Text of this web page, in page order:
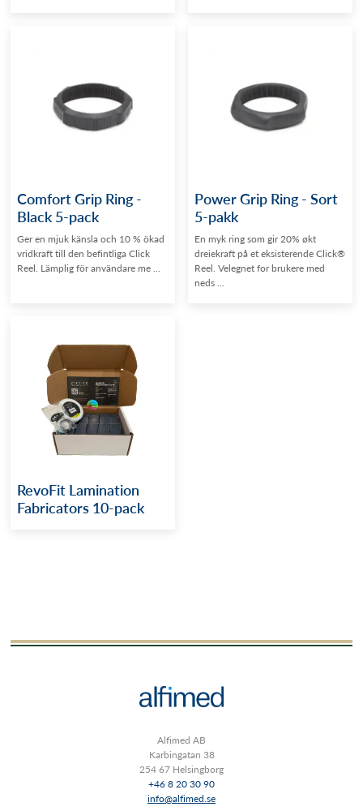
Comfort Grip Ring -
Black 5-pack
Ger en mjuk känsla och 10 % ökad
vridkraft till den befintliga Click
Reel. Lämplig för användare me ...
Power Grip Ring - Sort
5-pakk
En myk ring som gir 20% økt
dreiekraft på et eksisterende Click®
Reel. Velegnet for brukere med
neds ...
RevoFit Lamination
Fabricators 10-pack
Alfimed AB
Karbingatan 38
254 67 Helsingborg
+46 8 20 30 90
info@alfimed.se